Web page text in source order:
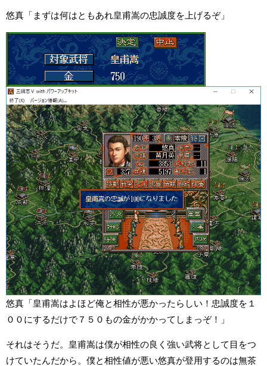
悠真「まずは何はともあれ皇甫嵩の忠誠度を上げるぞ」
悠真「皇甫嵩はよほど俺と相性が悪かったらしい！忠誠度を１
００にするだけで７５０もの金がかかってしまっぞ！」
それはそうだ。皇甫嵩は僕が相性の良く強い武将として目をつ
けていたんだから。僕と相性値が悪い悠真が登用するのは無茶